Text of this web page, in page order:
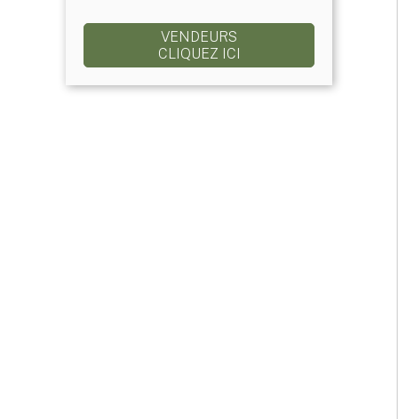
VENDEURS
CLIQUEZ ICI